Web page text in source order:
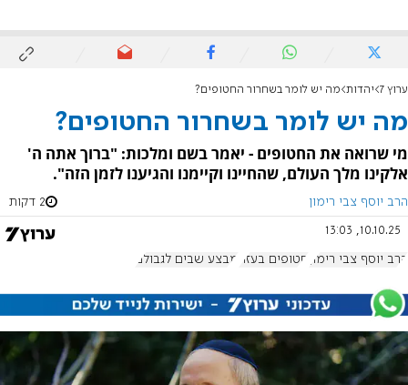
ערוץ 7 יהדות מה יש לומר בשחרור החטופים?
מה יש לומר בשחרור החטופים?
מי שרואה את החטופים - יאמר בשם ומלכות: "ברוך אתה ה'
אלקינו מלך העולם, שהחיינו וקיימנו והגיענו לזמן הזה".
הרב יוסף צבי רימון 2 דקות
10.10.25, 13:03
הרב יוסף צבי רימון חטופים בעזה מבצע שבים לגבולם